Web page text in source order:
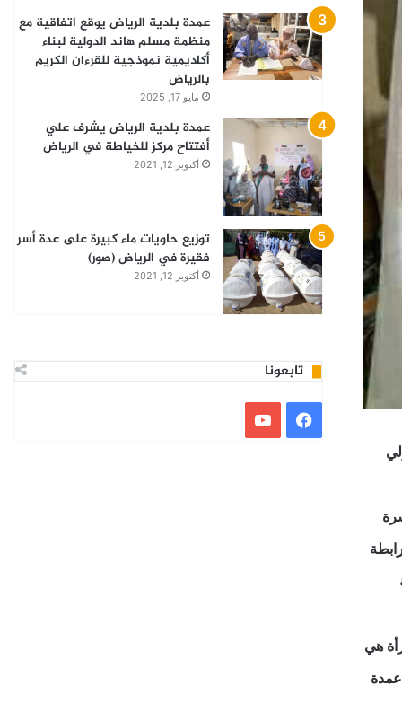
هي
عمدة
عمدة بلدية الرياض يوقع اتفاقية مع
منظمة مسلم هاند الدولية لبناء
أكاديمية نموذجية للقرءان الكريم
بالرياض
مايو 17, 2025
عمدة بلدية الرياض يشرف علي
أفتتاح مركز للخياطة في الرياض
أكتوبر 12, 2021
توزيع حاويات ماء كبيرة على عدة أسر
فقيرة في الرياض (صور)
أكتوبر 12, 2021
تابعونا
فيسبوكيوتيوب